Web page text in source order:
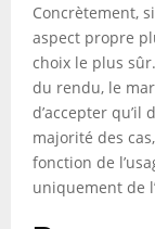
Concrètement,
aspect propre
choix le plus
du rendu, le
d’accepter
majorité des
fonction de
uniquement de